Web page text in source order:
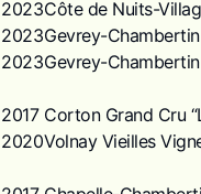
2023Côte de Nuits-
2023Gevrey-
2023Gevrey-
2017 Corton Grand Cru
2020Volnay Vieilles